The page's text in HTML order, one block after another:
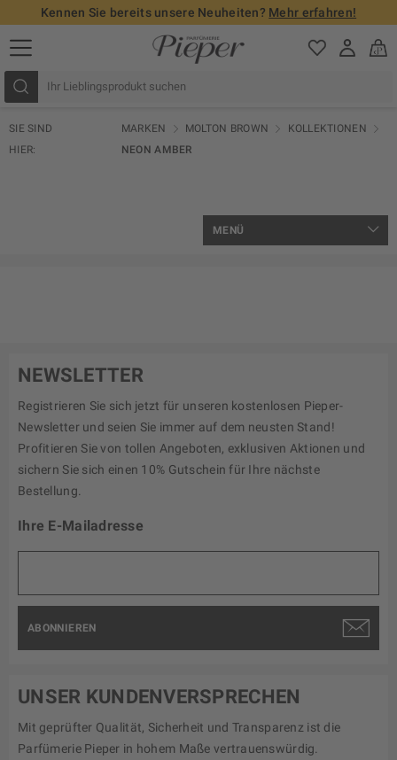
Kennen Sie bereits unsere Neuheiten? Mehr erfahren!
SIE SIND
HIER:
MARKEN MOLTON BROWN
KOLLEKTIONEN
NEON AMBER
MENÜ
NEWSLETTER
Registrieren Sie sich jetzt für unseren kostenlosen Pieper-
Newsletter und seien Sie immer auf dem neusten Stand!
Profitieren Sie von tollen Angeboten, exklusiven Aktionen und
sichern Sie sich einen 10% Gutschein für Ihre nächste
Bestellung.
Ihre E-Mailadresse
ABONNIEREN
UNSER KUNDENVERSPRECHEN
Mit geprüfter Qualität, Sicherheit und Transparenz ist die
Parfümerie Pieper in hohem Maße vertrauenswürdig.